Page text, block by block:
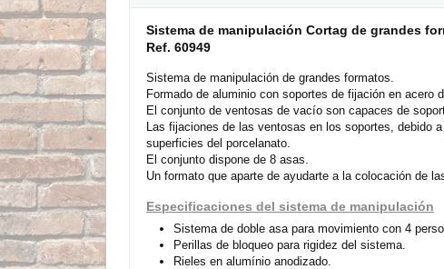
Sistema de manipulación Cortag de grandes
Ref. 60949
Sistema de manipulación de grandes formatos.
Formado de aluminio con soportes de fijación en acero
El conjunto de ventosas de vacío son capaces de
Las fijaciones de las ventosas en los soportes, debido
superficies del porcelanato.
El conjunto dispone de 8 asas.
Un formato que aparte de ayudarte a la colocación de
Especificaciones del sistema de manipulación
Sistema de doble asa para movimiento con 4
Perillas de bloqueo para rigidez del sistema.
Rieles en alumínio anodizado.